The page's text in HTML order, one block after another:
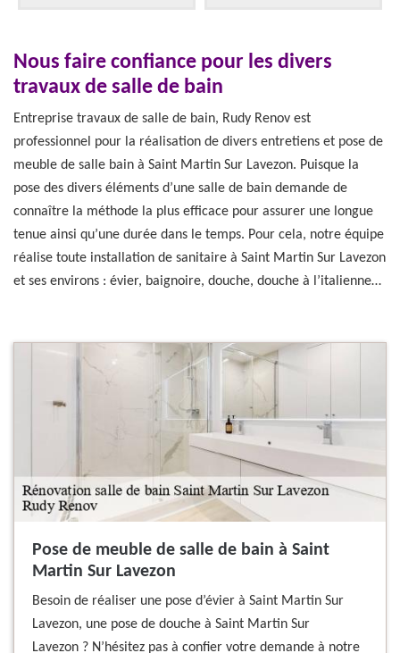
Nous faire confiance pour les divers
travaux de salle de bain
Entreprise travaux de salle de bain, Rudy Renov est
professionnel pour la réalisation de divers entretiens et pose de
meuble de salle bain à Saint Martin Sur Lavezon. Puisque la
pose des divers éléments d’une salle de bain demande de
connaître la méthode la plus efficace pour assurer une longue
tenue ainsi qu’une durée dans le temps. Pour cela, notre équipe
réalise toute installation de sanitaire à Saint Martin Sur Lavezon
et ses environs : évier, baignoire, douche, douche à l’italienne…
Pose de meuble de salle de bain à Saint
Martin Sur Lavezon
Besoin de réaliser une pose d’évier à Saint Martin Sur
Lavezon, une pose de douche à Saint Martin Sur
Lavezon ? N’hésitez pas à confier votre demande à notre